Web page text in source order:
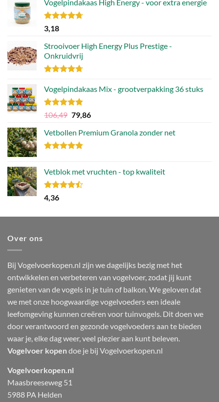
Vogelpindakaas High Energy - voor extra energie
Gewaardeerd
4.70
3,18
Strooivoer High Energy Plus Prestige -
Onkruidvrij
4.71uit 5
Vogelpindakaas Mix - grootverpakking 36 stuks
Gewaardeerd
uit 5
106,49 Oorspronkelijke
was:
106,49.
79,86Huidige
is:
Vetbollen Premium Granola zonder net
Vetblok met vruchten - top kwaliteit
Gewaardeerd
4.44
4,36
Over ons
Bij Vogelvoerkopen.nl zijn we dagelijks bezig met het
ontwikkelen en verbeteren van vogelvoer, zodat jij kunt
genieten van de vogels in je tuin of balkon. We geloven dat
we met onze hoogwaardige vogelvoeders een ideale
leefomgeving kunnen creëren voor tuinvogels. Dit doen we
door verantwoord en gezonde vogelvoeders aan te bieden
waar je, elke dag weer, veel plezier aan kunt beleven.
Vogelvoer kopendoe je bij Vogelvoerkopen.nl
Vogelvoerkopen.nl
Maasbreeseweg 51
5988 PA Helden